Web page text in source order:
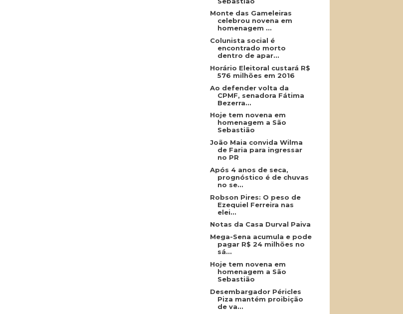
Monte das Gameleiras
celebrou novena em
homenagem ...
Colunista social é
encontrado morto
dentro de apar...
Horário Eleitoral custará R$
576 milhões em 2016
Ao defender volta da
CPMF, senadora Fátima
Bezerra...
Hoje tem novena em
homenagem a São
Sebastião
João Maia convida Wilma
de Faria para ingressar
no PR
Após 4 anos de seca,
prognóstico é de chuvas
no se...
Robson Pires: O peso de
Ezequiel Ferreira nas
elei...
Notas da Casa Durval Paiva
Mega-Sena acumula e pode
pagar R$ 24 milhões no
sá...
Hoje tem novena em
homenagem a São
Sebastião
Desembargador Péricles
Piza mantém proibição
de va...